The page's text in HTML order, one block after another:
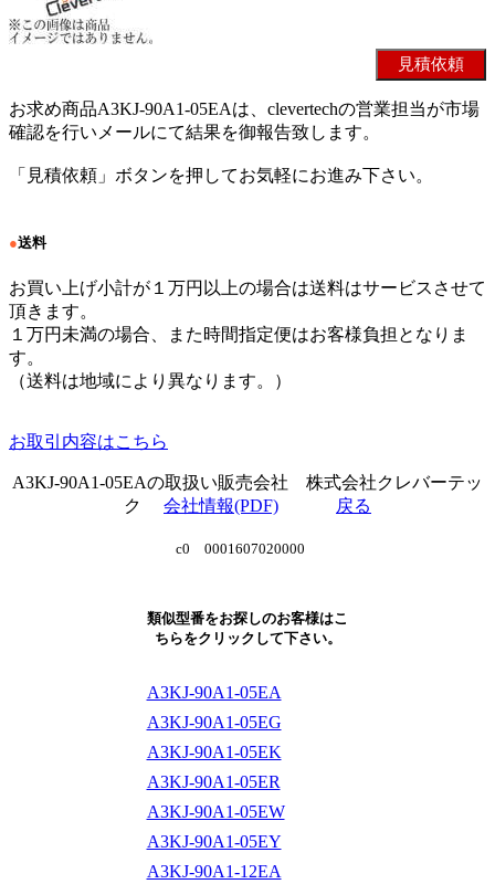
お求め商品A3KJ-90A1-05EAは、clevertechの営業担当が市場
確認を行いメールにて結果を御報告致します。
「見積依頼」ボタンを押してお気軽にお進み下さい。
●送料
お買い上げ小計が１万円以上の場合は送料はサービスさせて
頂きます。
１万円未満の場合、また時間指定便はお客様負担となりま
す。
（送料は地域により異なります。）
お取引内容はこちら
A3KJ-90A1-05EAの取扱い販売会社 株式会社クレバーテッ
ク 会社情報(PDF) 戻る
c0 0001607020000
類似型番をお探しのお客様はこ
ちらをクリックして下さい。
A3KJ-90A1-05EA
A3KJ-90A1-05EG
A3KJ-90A1-05EK
A3KJ-90A1-05ER
A3KJ-90A1-05EW
A3KJ-90A1-05EY
A3KJ-90A1-12EA